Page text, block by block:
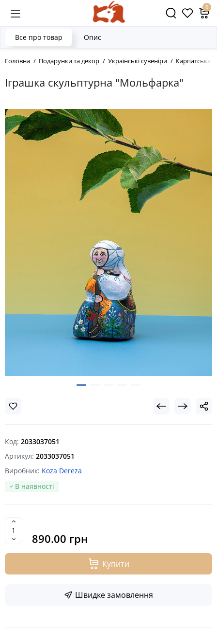
0
Головна Подарунки та декор Українські сувеніри Карпатська
Іграшка скульптурна "Мольфарка"
Все про товар Опис
Код: 2033037051
Артикул: 2033037051
Виробник: Koza Dereza
В наявності
890.00 грн
Купити
Швидке замовлення